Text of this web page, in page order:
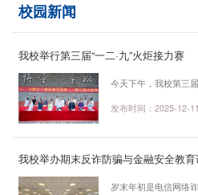
校园新闻
我校举行第三届“一二·九”火炬接力赛
今天下午，我校第三
幕！这场以纪念“一二
杲，财务总监白露，
出席，与全体师生共
发布时间：2025-12-
我校举办期末反诈防骗与金融安全教
岁末年初是电信网络